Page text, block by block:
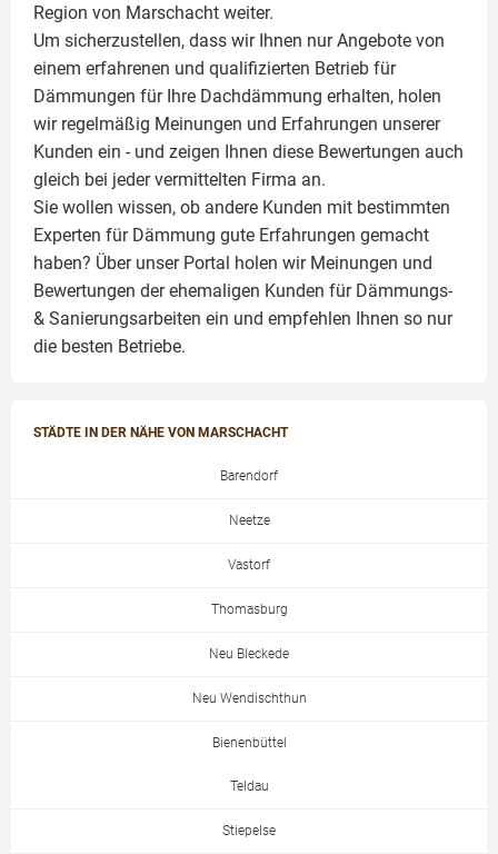
Region von Marschacht weiter.
Um sicherzustellen, dass wir Ihnen nur Angebote von
einem erfahrenen und qualifizierten Betrieb für
Dämmungen für Ihre Dachdämmung erhalten, holen
wir regelmäßig Meinungen und Erfahrungen unserer
Kunden ein - und zeigen Ihnen diese Bewertungen auch
gleich bei jeder vermittelten Firma an.
Sie wollen wissen, ob andere Kunden mit bestimmten
Experten für Dämmung gute Erfahrungen gemacht
haben? Über unser Portal holen wir Meinungen und
Bewertungen der ehemaligen Kunden für Dämmungs-
& Sanierungsarbeiten ein und empfehlen Ihnen so nur
die besten Betriebe.
STÄDTE IN DER NÄHE VON MARSCHACHT
Barendorf
Neetze
Vastorf
Thomasburg
Neu Bleckede
Neu Wendischthun
Bienenbüttel
Teldau
Stiepelse